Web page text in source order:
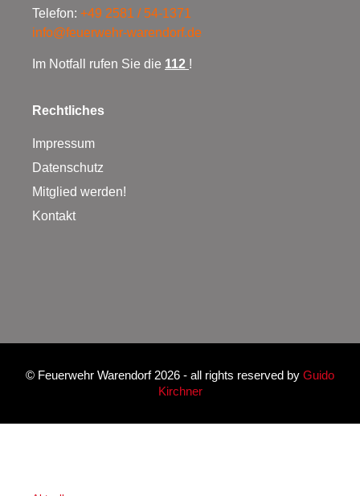
Telefon: +49 2581 / 54-1371
info@feuerwehr-warendorf.de
Im Notfall rufen Sie die 112 !
Rechtliches
Impressum
Datenschutz
Mitglied werden!
Kontakt
© Feuerwehr Warendorf 2026 - all rights reserved by Guido
Kirchner